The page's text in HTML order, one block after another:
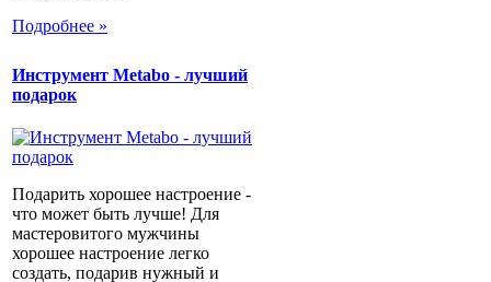
Подробнее »
Инструмент Metabo - лучший
подарок
Подарить хорошее настроение -
что может быть лучше! Для
мастеровитого мужчины
хорошее настроение легко
создать, подарив нужный и